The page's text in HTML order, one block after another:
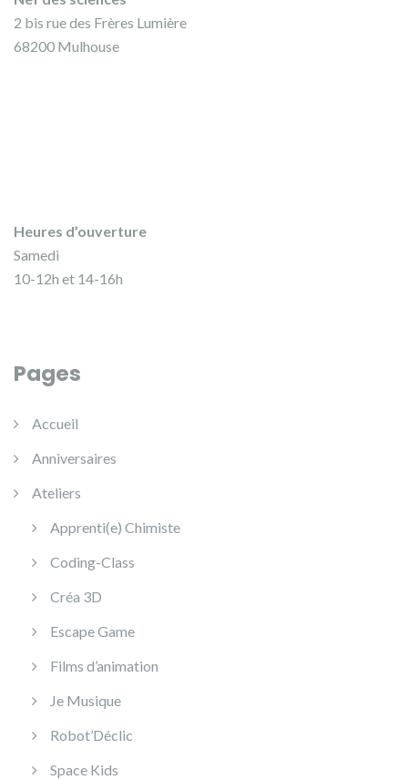
2 bis rue des Frères Lumière
68200 Mulhouse
Heures d’ouverture
Samedi
10-12h et 14-16h
Pages
Accueil
Anniversaires
Ateliers
Apprenti(e) Chimiste
Coding-Class
Créa 3D
Escape Game
Films d’animation
Je Musique
Robot’Déclic
Space Kids